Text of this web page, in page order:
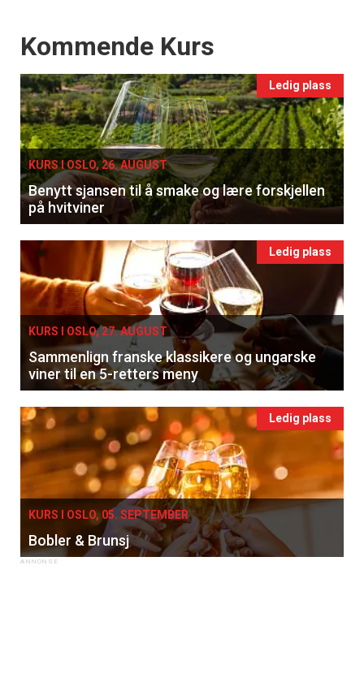
Events
Kommende Kurs
Ledig plass
KURS I OSLO, 26. AUGUST
Benytt sjansen til å smake og lære forskjellen
på hvitviner
Ledig plass
KURS I OSLO, 27. AUGUST
Sammenlign franske klassikere og ungarske
viner til en 5-retters meny
Ledig plass
KURS I OSLO, 05. SEPTEMBER
Bobler & Brunsj